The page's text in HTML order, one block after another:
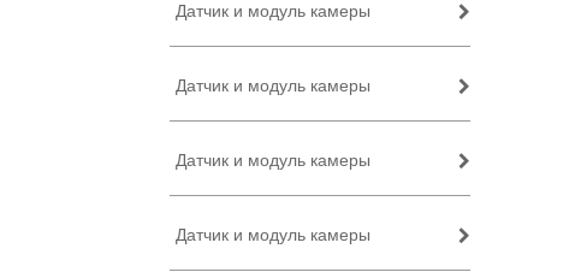
Датчик и модуль камеры
Датчик и модуль камеры
Датчик и модуль камеры
Датчик и модуль камеры